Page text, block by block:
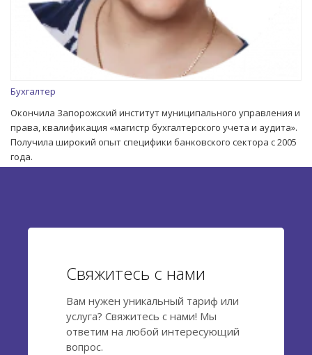
Бухгалтер
Окончила Запорожский институт муниципального управления и
права, квалификация «магистр бухгалтерского учета и аудита».
Получила широкий опыт специфики банковского сектора с 2005
года.
Свяжитесь с нами
Вам нужен уникальный тариф или
услуга? Свяжитесь с нами! Мы
ответим на любой интересующий
вопрос.